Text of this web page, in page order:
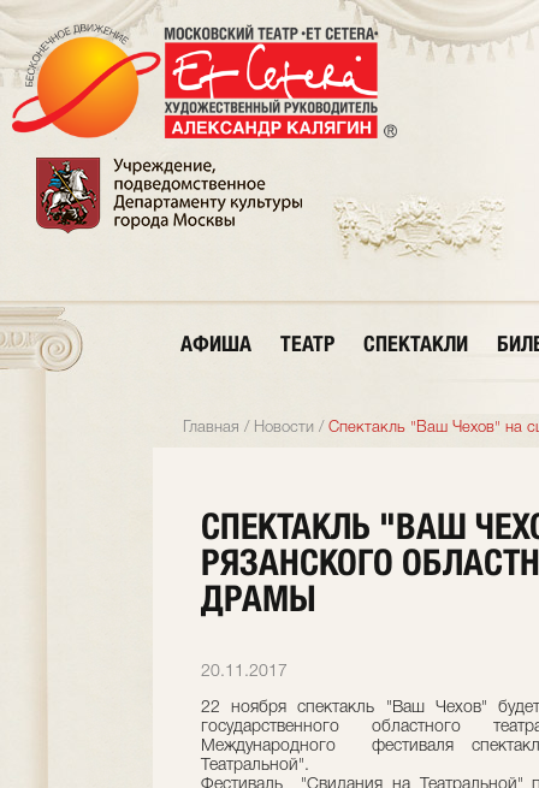
АФИША ТЕАТР СПЕКТАКЛИ
Главная / Новости / Спектакль "Ваш Чехов" на
СПЕКТАКЛЬ "ВАШ
РЯЗАНСКОГО
ДРАМЫ
20.11.2017
22 ноября спектакль "Ваш Чехов"
государственного областного
Международного фестиваля
Театральной".